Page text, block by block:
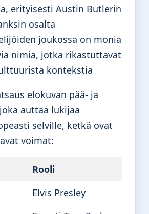
erityisesti Austin Butlerin
osalta
joukossa on monia
nimiä, jotka rikastuttavat
kontekstia
elokuvan pää- ja
auttaa lukijaa
selville, ketkä ovat
voimat:
Rooli
Elvis Presley